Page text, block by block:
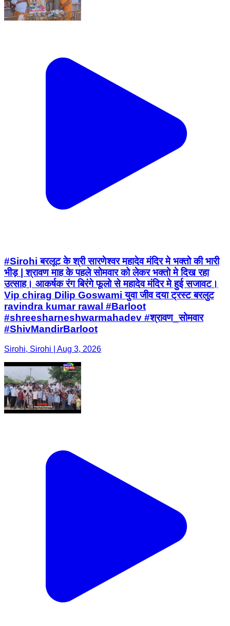
#Sirohi बरलूट के श्री सारणेश्वर महादेव मंदिर मे भक्तो की भारी
भीड़ | श्रावण माह के पहले सोमवार को लेकर भक्तो मे दिख रहा
उत्साह। आकर्षक रंग बिरंगे फूलो से महादेव मंदिर मे हुई सजावट।
Vip chirag Dilip Goswami युवा जीव दया ट्रस्ट बरलुट
ravindra kumar rawal #Barloot
#shreesharneshwarmahadev #श्रावण_सोमवार
#ShivMandirBarloot
Sirohi, Sirohi | Aug 3, 2026